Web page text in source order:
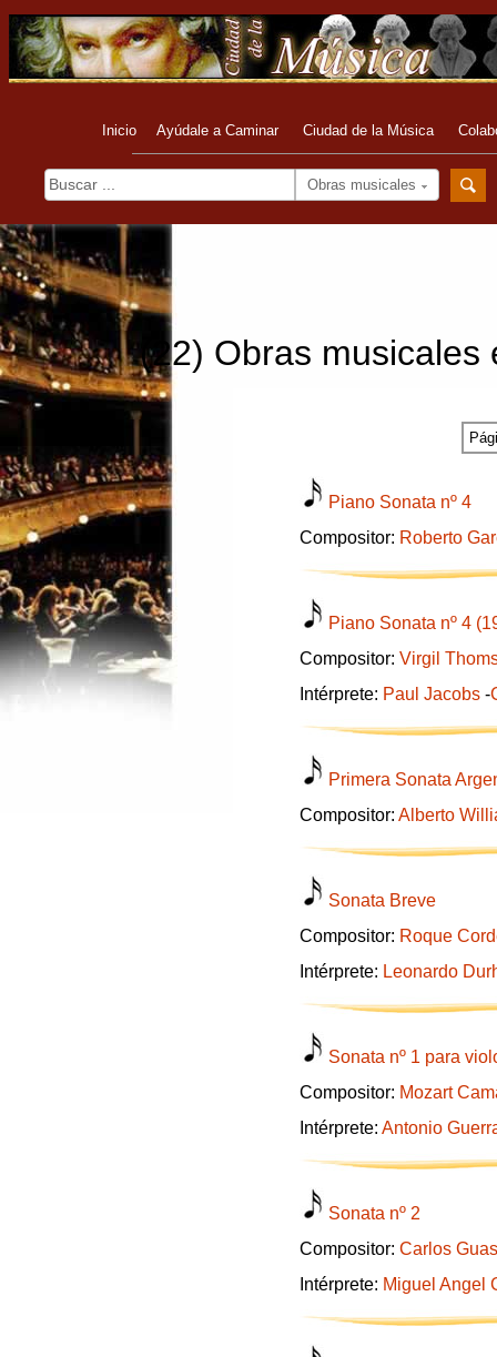
Inicio Ayúdale a Caminar Ciudad de la Música
Obras musicales
(22) Obras musicales
Piano Sonata nº 4
Compositor: Roberto
Piano Sonata nº 4
Compositor: Virgil
Intérprete: Paul Jacobs -
Primera Sonata
Compositor: Alberto
Sonata Breve
Compositor: Roque
Intérprete: Leonardo
Sonata nº 1 para
Compositor: Mozart
Intérprete: Antonio
Sonata nº 2
Compositor: Carlos
Intérprete: Miguel Angel